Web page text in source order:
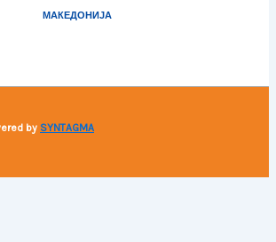
МАКЕДОНИЈА
by SYNTAGMA